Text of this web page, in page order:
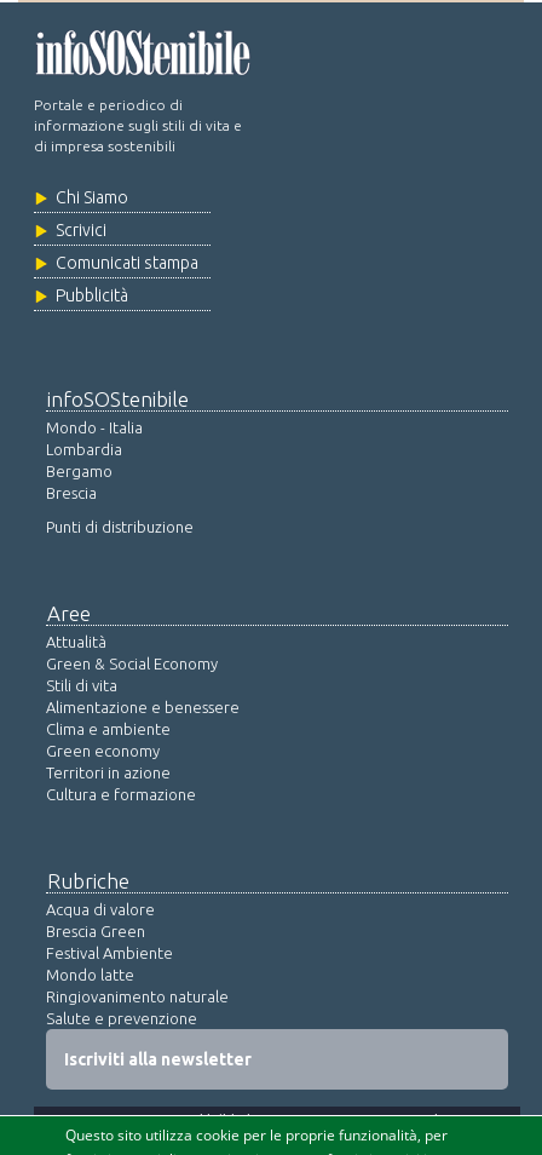
Portale e periodico di
informazione sugli stili di vita e
di impresa sostenibili
Chi Siamo
Scrivici
Comunicati stampa
Pubblicità
infoSOStenibile
Mondo - Italia
Lombardia
Bergamo
Brescia
Punti di distribuzione
Aree
Attualità
Green & Social Economy
Stili di vita
Alimentazione e benessere
Clima e ambiente
Green economy
Territori in azione
Cultura e formazione
Rubriche
Acqua di valore
Brescia Green
Festival Ambiente
Mondo latte
Ringiovanimento naturale
Salute e prevenzione
Iscriviti alla newsletter
© COPYRIGHT 2015 tutti i diritti non espressamente concessi sono
riservati -
Agenzia SEO > Soc. coop. infoSOStenibile
Questo sito utilizza cookie per le proprie funzionalità, per